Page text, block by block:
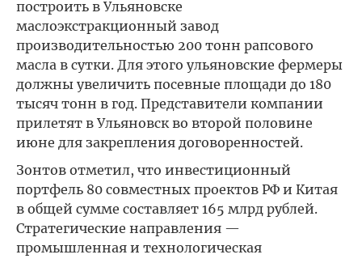
построить в Ульяновске
маслоэкстракционный завод
производительностью 200 тонн рапсового
масла в сутки. Для этого ульяновские фермеры
должны увеличить посевные площади до 180
тысяч тонн в год. Представители компании
прилетят в Ульяновск во второй половине
июне для закрепления договоренностей.
Зонтов отметил, что инвестиционный
портфель 80 совместных проектов РФ и Китая
в общей сумме составляет 165 млрд рублей.
Стратегические направления —
промышленная и технологическая